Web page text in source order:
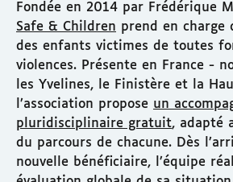
Fondée en 2014 par Frédérique
Safe & Children prend en charge
des enfants victimes de toutes
violences. Présente en France -
les Yvelines, le Finistère et la
l’association propose un
pluridisciplinaire gratuit, adapté
du parcours de chacune. Dès
nouvelle bénéficiaire, l’équipe